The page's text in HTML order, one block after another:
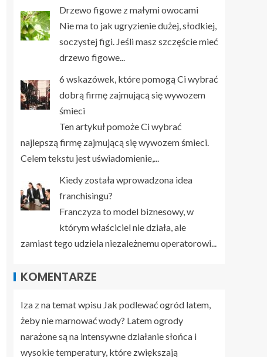
Drzewo figowe z małymi owocami
Nie ma to jak ugryzienie dużej, słodkiej,
soczystej figi. Jeśli masz szczęście mieć
drzewo figowe...
6 wskazówek, które pomogą Ci wybrać
dobrą firmę zajmującą się wywozem
śmieci
Ten artykuł pomoże Ci wybrać
najlepszą firmę zajmującą się wywozem śmieci.
Celem tekstu jest uświadomienie,...
Kiedy została wprowadzona idea
franchisingu?
Franczyza to model biznesowy, w
którym właściciel nie działa, ale
zamiast tego udziela niezależnemu operatorowi...
KOMENTARZE
Iza z na temat wpisu Jak podlewać ogród latem,
żeby nie marnować wody? Latem ogrody
narażone są na intensywne działanie słońca i
wysokie temperatury, które zwiększają